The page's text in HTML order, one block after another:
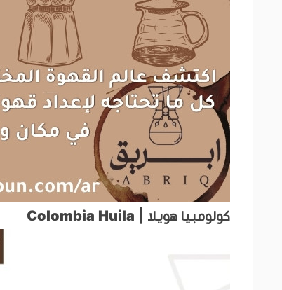
كولومبيا هويلا | Colombia Huila